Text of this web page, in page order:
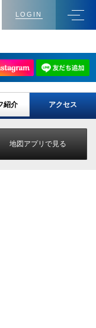
LOGIN
紹介 アクセス
地図アプリで見る